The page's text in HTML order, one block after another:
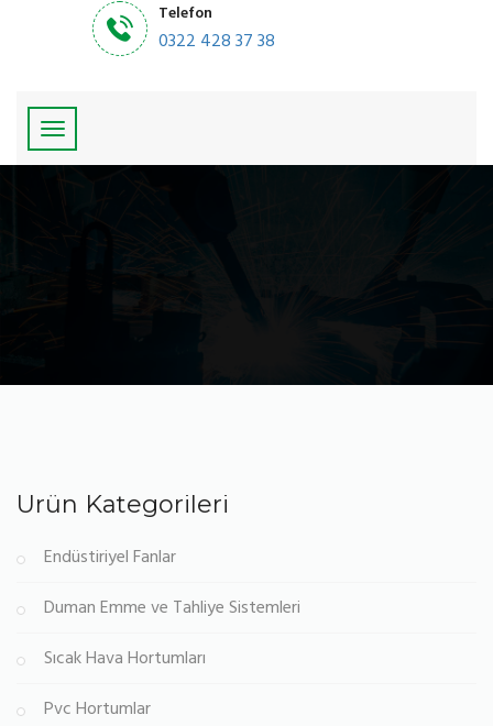
Telefon
0322 428 37 38
Ürün Kategorileri
Endüstiriyel Fanlar
Duman Emme ve Tahliye Sistemleri
Sıcak Hava Hortumları
Pvc Hortumlar